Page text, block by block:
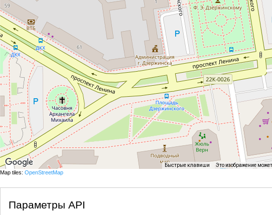
Быстрые клавиши Это изображение
Map tiles: OpenStreetMap
Параметры API